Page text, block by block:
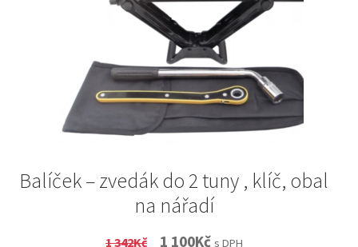
Balíček – zvedák do 2 tuny , klíč, obal
na nářadí
1 342Kč
Original
1 100KčCurrent
s DPH